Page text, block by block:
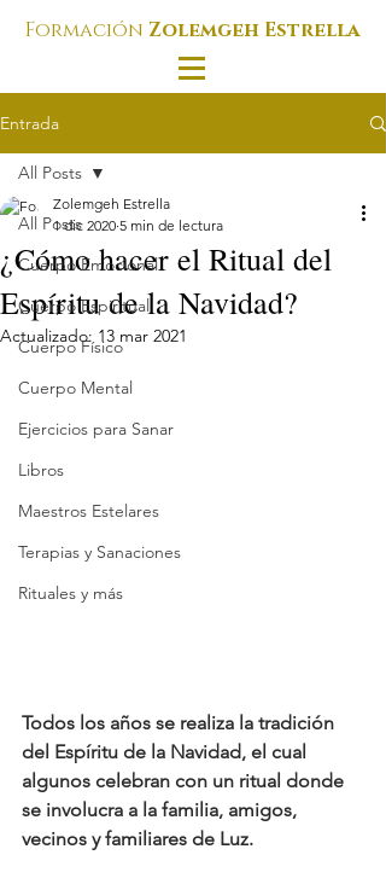
Formación Zolemgeh Estrella
Entrada
All Posts
Cuerpo Emocional
Cuerpo Espiritual
Cuerpo Físico
Cuerpo Mental
Ejercicios para Sanar
Libros
Maestros Estelares
Terapias y Sanaciones
Rituales y más
All Posts
¿Cómo hacer el Ritual del
Espíritu de la Navidad?
Zolemgeh Estrella
1 dic 2020 5 min de lectura
Actualizado: 13 mar 2021
Todos los años se realiza la tradición
del Espíritu de la Navidad, el cual
algunos celebran con un ritual donde
se involucra a la familia, amigos,
vecinos y familiares de Luz.